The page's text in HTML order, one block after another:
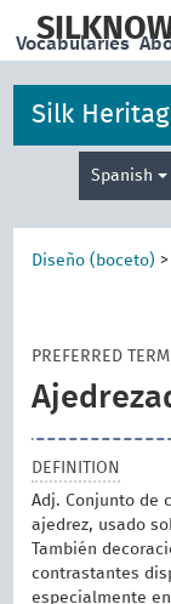
main
Vocabularies
Silk
Spanish
Diseño (boceto) >
PREFERRED TERM
DEFINITION
Adj. Conjunto de
ajedrez, usado
También
contrastantes
especialmente